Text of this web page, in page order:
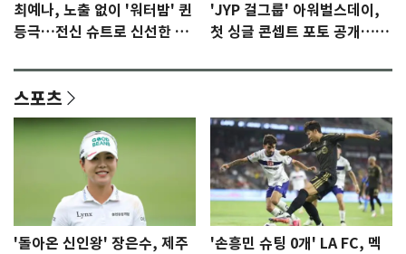
최예나, 노출 없이 '워터밤' 퀸
등극…전신 슈트로 신선한 충
'JYP 걸그룹' 아워벌스데이,
첫 싱글 콘셉트 포토 공개…청
스포츠
'돌아온 신인왕' 장은수, 제주
'손흥민 슈팅 0개' LA FC, 멕